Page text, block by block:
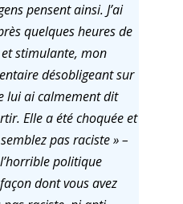
pensent ainsi. J’ai
quelques heures de
stimulante, mon
désobligeant sur
lui ai calmement dit
Elle a été choquée et
pas raciste » –
politique
dont vous avez